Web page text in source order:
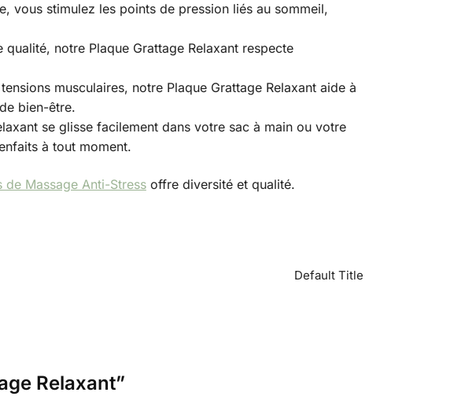
vous stimulez les points de pression liés au sommeil,
notre Plaque Grattage Relaxant respecte
musculaires, notre Plaque Grattage Relaxant aide à
bien-être.
se glisse facilement dans votre sac à main ou votre
à tout moment.
de Massage Anti-Stressoffre diversité et qualité.
Default Title
Relaxant”